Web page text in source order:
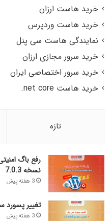
خرید هاست ارزان
خرید هاست وردپرس
نمایندگی هاست سی پنل
خرید سرور مجازی ارزان
خرید سرور اختصاصی ایران
خرید هاست net core.
تازه
رفع باگ
نسخه 7.0.3
3 هفته پیش
تغییر پسورد
3 هفته پیش